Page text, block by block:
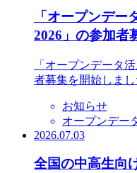
「オープンデー
2026」の参加者
「オープンデータ
者募集を開始しまし
お知らせ
オープンデー
2026.07.03
全国の中高生向